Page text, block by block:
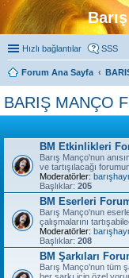
Hızlı bağlantılar SSS
Forum Ana Sayfa
BARIŞ MANÇO
BM Etkinlikleri
Barış Manço'nun
ve tartışılacağı
Moderatörler:
Başlıklar: 205
BM Eserleri
Barış Manço'nun
çalışmalarını
Moderatörler:
Başlıklar: 208
BM Şarkıları
Barış Manço'nun tüm